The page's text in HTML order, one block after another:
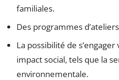
familiales.
Des programmes
La possibilité de
impact social, tels que la
environnementale.